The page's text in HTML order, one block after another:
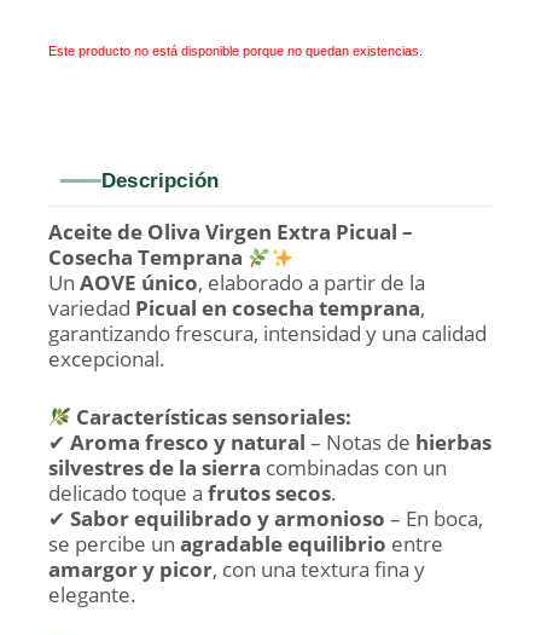
Este producto no está disponible porque no quedan existencias.
Descripción
Aceite de Oliva Virgen Extra Picual –
Cosecha Temprana
Un AOVE único, elaborado a partir de la
variedad Picual en cosecha temprana,
garantizando frescura, intensidad y una calidad
excepcional.
Características sensoriales:
✔ Aroma fresco y natural – Notas de hierbas
silvestres de la sierra combinadas con un
delicado toque a frutos secos.
✔ Sabor equilibrado y armonioso – En boca,
se percibe un agradable equilibrio entre
amargor y picor, con una textura fina y
elegante.